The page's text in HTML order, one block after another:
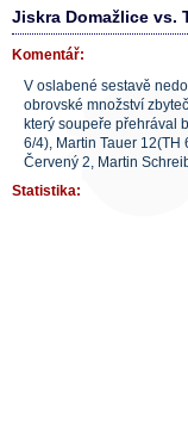
Jiskra Domažlice vs.
Komentář:
V oslabené sestavě
obrovské množství
který soupeře přehrával
6/4), Martin Tauer 12(TH
Červený 2, Martin
Statistika: